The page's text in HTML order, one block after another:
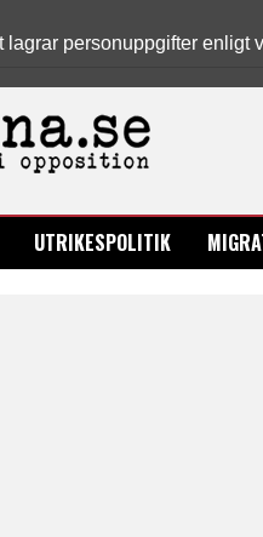
personuppgifter enligt
UTRIKESPOLITIK